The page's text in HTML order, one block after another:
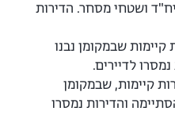
קיימות שבמקומן נבנו 275 יח"ד ושטחי מסחר. הדירות
קיימות שבמקומן נבנו
קיימות, שבמקומן
הסתיימה והדירות נמסרו